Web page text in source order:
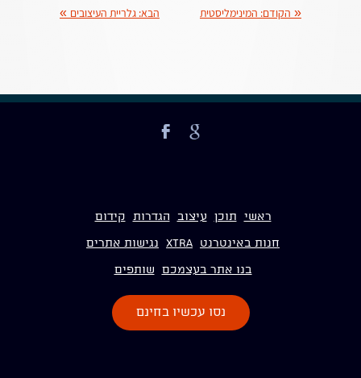
« הקודם: המינימליסטית הבא: גלריית העיצובים »
ראשי תוכן עיצוב הגדרות קידום
חנות באינטרנט Xtra נגישות אתרים
בנו אתר בעצמכם שותפים
נסו עכשיו בחינם